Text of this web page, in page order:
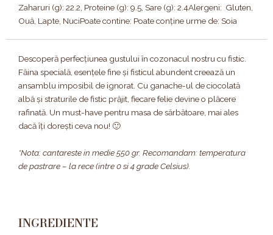
Zaharuri (g): 22.2, Proteine (g): 9.5, Sare (g): 2.4Alergeni: Gluten,
Ouă, Lapte, NuciPoate contine: Poate conține urme de: Soia
Descoperă perfecțiunea gustului în cozonacul nostru cu fistic.
Făina specială, esențele fine și fisticul abundent creează un
ansamblu imposibil de ignorat. Cu ganache-ul de ciocolată
albă și straturile de fistic prăjit, fiecare felie devine o plăcere
rafinată. Un must-have pentru masa de sărbătoare, mai ales
dacă îți dorești ceva nou! 🙂
*Nota: cantareste in medie 550 gr. Recomandam: temperatura
de pastrare – la rece (intre 0 si 4 grade Celsius).
INGREDIENTE